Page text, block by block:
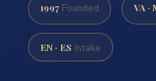
1997 Founded VA ·
EN · ES Intake